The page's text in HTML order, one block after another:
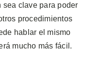
sea clave para poder
procedimientos
hablar el mismo
mucho más fácil.